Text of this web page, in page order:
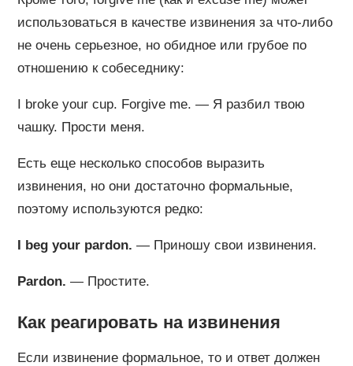
использоваться в качестве извинения за что-либо
не очень серьезное, но обидное или грубое по
отношению к собеседнику:
I broke your cup. Forgive me. — Я разбил твою
чашку. Прости меня.
Есть еще несколько способов выразить
извинения, но они достаточно формальные,
поэтому используются редко:
I beg your pardon. — Приношу свои извинения.
Pardon. — Простите.
Как реагировать на извинения
Если извинение формальное, то и ответ должен